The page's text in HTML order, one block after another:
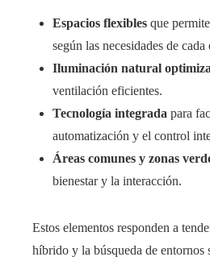
Espacios flexibles que
según las necesidades de cada
Iluminación natural
ventilación eficientes.
Tecnología integrada para
automatización y el control
Áreas comunes y zonas
bienestar y la interacción.
Estos elementos responden a
híbrido y la búsqueda de entornos